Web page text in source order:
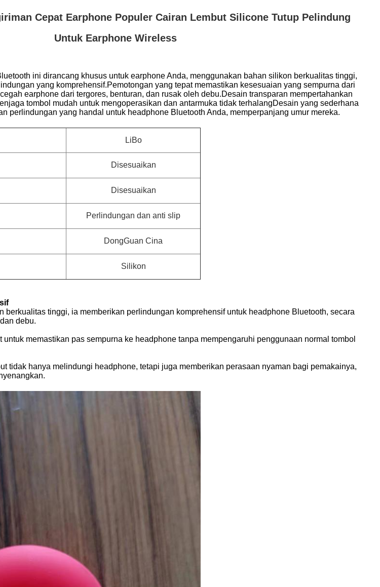
Cepat Earphone Populer Cairan Lembut Silicone Tutup Pelindung
Untuk Earphone Wireless
ini dirancang khusus untuk earphone Anda, menggunakan bahan silikon berkualitas tinggi,
yang komprehensif.Pemotongan yang tepat memastikan kesesuaian yang sempurna dari
earphone dari tergores, benturan, dan rusak oleh debu.Desain transparan mempertahankan
tombol mudah untuk mengoperasikan dan antarmuka tidak terhalangDesain yang sederhana
perlindungan yang handal untuk headphone Bluetooth Anda, memperpanjang umur mereka.
LiBo
Disesuaikan
Disesuaikan
Perlindungan dan anti slip
DongGuan Cina
Silikon
berkualitas tinggi, ia memberikan perlindungan komprehensif untuk headphone Bluetooth, secara
debu.
memastikan pas sempurna ke headphone tanpa mempengaruhi penggunaan normal tombol
tidak hanya melindungi headphone, tetapi juga memberikan perasaan nyaman bagi pemakainya,